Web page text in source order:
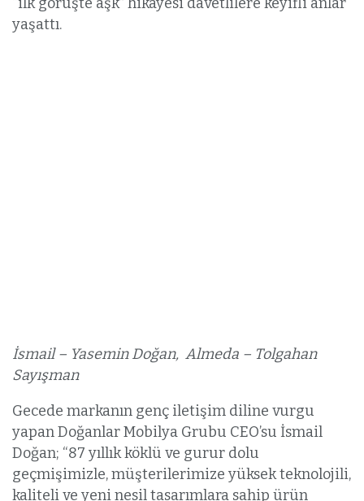
yaşattı.
İsmail – Yasemin Doğan, Almeda – Tolgahan
Sayışman
Gecede markanın genç iletişim diline vurgu
yapan Doğanlar Mobilya Grubu CEO’su İsmail
Doğan; “87 yıllık köklü ve gurur dolu
geçmişimizle, müşterilerimize yüksek teknolojili,
kaliteli ve yeni nesil tasarımlara sahip ürün